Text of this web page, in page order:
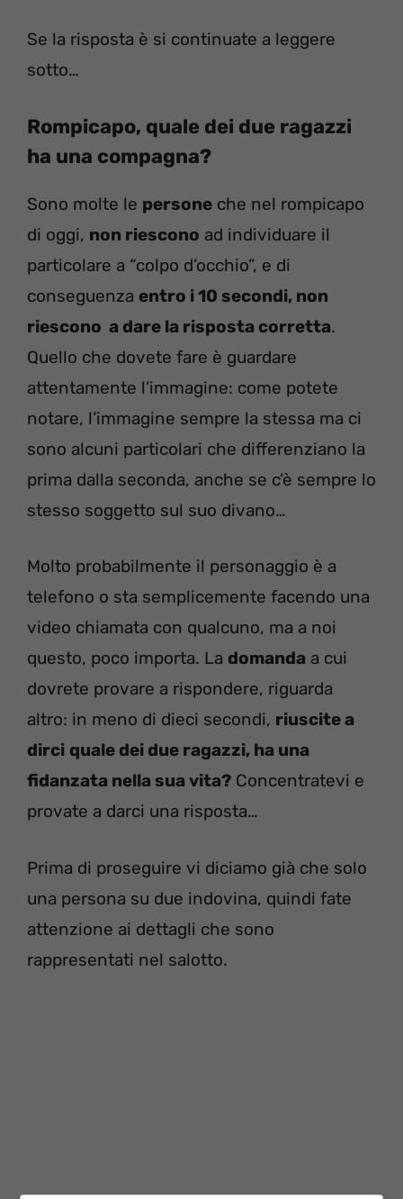
Se la risposta è si continuate a leggere
sotto…
Rompicapo, quale dei due ragazzi
ha una compagna?
Sono molte le persone che nel rompicapo
di oggi, non riescono ad individuare il
particolare a “colpo d’occhio”, e di
conseguenza entro i 10 secondi, non
riescono a dare la risposta corretta.
Quello che dovete fare è guardare
attentamente l’immagine: come potete
notare, l’immagine sempre la stessa ma ci
sono alcuni particolari che differenziano la
prima dalla seconda, anche se c’è sempre lo
stesso soggetto sul suo divano…
Molto probabilmente il personaggio è a
telefono o sta semplicemente facendo una
video chiamata con qualcuno, ma a noi
questo, poco importa. La domanda a cui
dovrete provare a rispondere, riguarda
altro: in meno di dieci secondi, riuscite a
dirci quale dei due ragazzi, ha una
fidanzata nella sua vita? Concentratevi e
provate a darci una risposta…
Prima di proseguire vi diciamo già che solo
una persona su due indovina, quindi fate
attenzione ai dettagli che sono
rappresentati nel salotto.